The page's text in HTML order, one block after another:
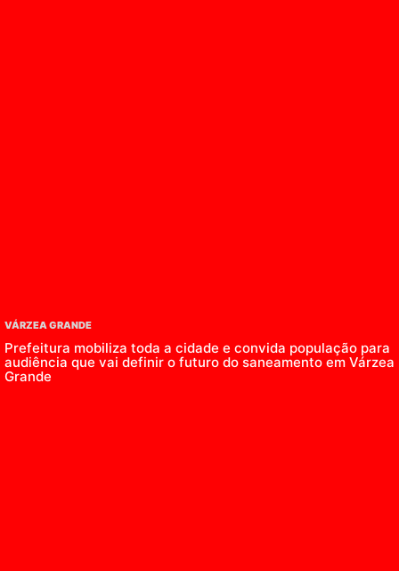
VÁRZEA GRANDE
Prefeitura mobiliza toda a cidade e convida população para
audiência que vai definir o futuro do saneamento em Várzea
Grande